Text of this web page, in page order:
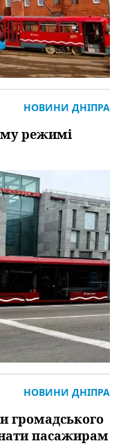
режимі
НОВИНИ ДНІПРА
громадського
пасажирам
НОВИНИ ДНІПРА